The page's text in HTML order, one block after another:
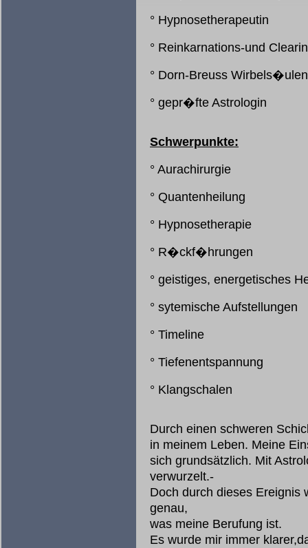
° Hypnosetherapeutin
° Reinkarnations-und
° Dorn-Breuss
° gepr�fte Astrologin
Schwerpunkte:
° Aurachirurgie
° Quantenheilung
° Hypnosetherapie
° R�ckf�hrungen
° geistiges, energetisches
° sytemische Aufstellungen
° Timeline
° Tiefenentspannung
° Klangschalen
Durch einen schweren
in meinem Leben. Meine
sich grundsätzlich. Mit
verwurzelt.-
Doch durch dieses Ereignis
genau,
was meine Berufung ist.
Es wurde mir immer